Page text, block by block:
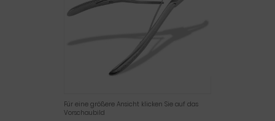
Für eine größere Ansicht klicken Sie auf das
Vorschaubild